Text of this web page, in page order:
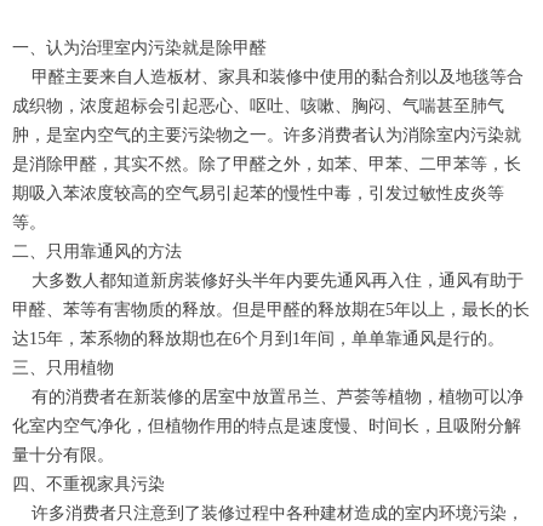
一、认为治理室内污染就是除甲醛
甲醛主要来自人造板材、家具和装修中使用的黏合剂以及地毯等合
成织物，浓度超标会引起恶心、呕吐、咳嗽、胸闷、气喘甚至肺气
肿，是室内空气的主要污染物之一。许多消费者认为消除室内污染就
是消除甲醛，其实不然。除了甲醛之外，如苯、甲苯、二甲苯等，长
期吸入苯浓度较高的空气易引起苯的慢性中毒，引发过敏性皮炎等
等。
二、只用靠通风的方法
大多数人都知道新房装修好头半年内要先通风再入住，通风有助于
甲醛、苯等有害物质的释放。但是甲醛的释放期在5年以上，最长的长
达15年，苯系物的释放期也在6个月到1年间，单单靠通风是行的。
三、只用植物
有的消费者在新装修的居室中放置吊兰、芦荟等植物，植物可以净
化室内空气净化，但植物作用的特点是速度慢、时间长，且吸附分解
量十分有限。
四、不重视家具污染
许多消费者只注意到了装修过程中各种建材造成的室内环境污染，